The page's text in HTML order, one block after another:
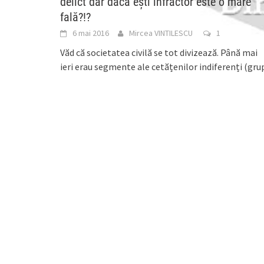
fală?!?
6 mai 2016 Mircea VINTILESCU 1
Văd că societatea civilă se tot divizează. Până mai
ieri erau segmente ale cetățenilor indiferenți